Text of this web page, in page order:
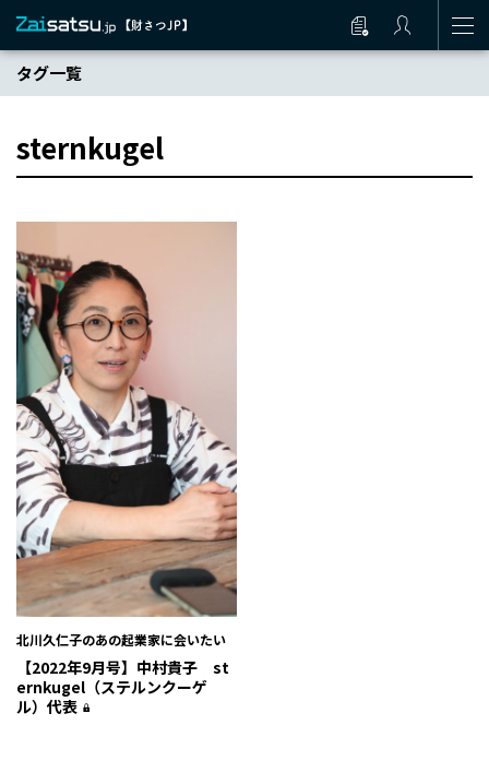
タグ一覧
sternkugel
北川久仁子のあの起業家に会いたい
【2022年9月号】中村貴子 st
ernkugel（ステルンクーゲ
ル）代表